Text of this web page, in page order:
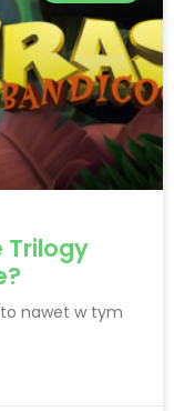
Trilogy
to nawet w tym